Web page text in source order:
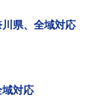
県、全域対応
対応